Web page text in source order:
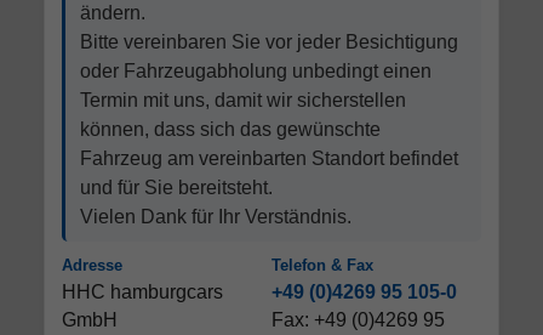
ändern.
Bitte vereinbaren Sie vor jeder Besichtigung
oder Fahrzeugabholung unbedingt einen
Termin mit uns, damit wir sicherstellen
können, dass sich das gewünschte
Fahrzeug am vereinbarten Standort befindet
und für Sie bereitsteht.
Vielen Dank für Ihr Verständnis.
Adresse
HHC hamburgcars
GmbH
Telefon & Fax
+49 (0)4269 95 105-0
Fax: +49 (0)4269 95